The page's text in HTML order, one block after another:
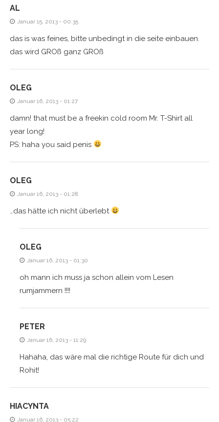
AL
Januar 15, 2013 - 00:35
das is was feines, bitte unbedingt in die seite einbauen.
das wird GROß ganz GROß
OLEG
Januar 16, 2013 - 01:27
damn! that must be a freekin cold room Mr. T-Shirt all
year long!
PS: haha you said penis
OLEG
Januar 16, 2013 - 01:28
…das hätte ich nicht überlebt
OLEG
Januar 16, 2013 - 01:30
oh mann ich muss ja schon allein vom Lesen
rumjammern !!!!
PETER
Januar 16, 2013 - 11:29
Hahaha, das wäre mal die richtige Route für dich und
Rohit!
HIACYNTA
Januar 16, 2013 - 05:22